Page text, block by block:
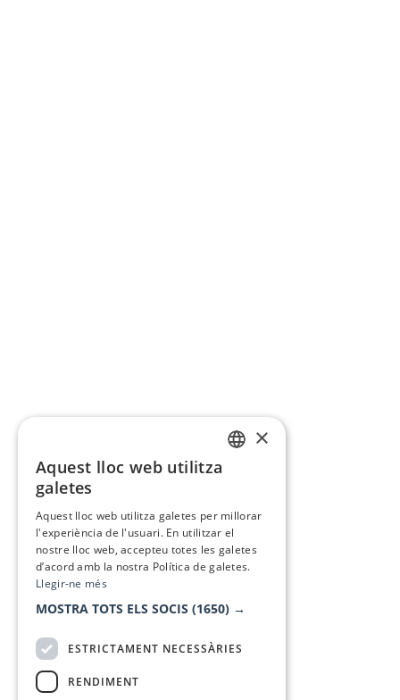
×
Aquest lloc web utilitza
galetes
Aquest lloc web utilitza galetes per millorar
l'experiència de l'usuari. En utilitzar el
nostre lloc web, accepteu totes les galetes
d’acord amb la nostra Política de galetes.
Llegir-ne més
MOSTRA TOTS ELS SOCIS (1650) →
ESTRICTAMENT NECESSÀRIES
RENDIMENT